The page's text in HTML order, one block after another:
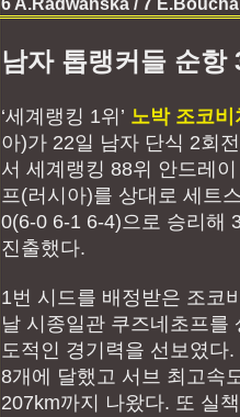
남자 톱랭커들 순항
‘세계랭킹 1위’ 노박 조코비
아)가 22일 남자 단식 2회
서 세계랭킹 88위 안드레
프(러시아)를 상대로 세트
0(6-0 6-1 6-4)으로 승리해
진출했다.
1번 시드를 배정받은 조코
날 시종일관 쿠즈네초프를
도적인 경기력을 선보였다
8개에 달했고 서브 최고속
207km까지 나왔다. 또 실